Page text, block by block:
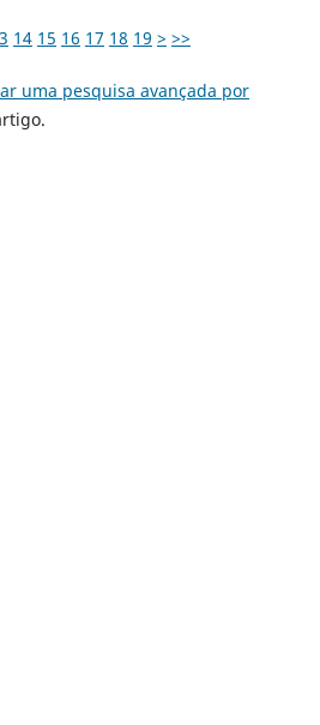
14 15 16 17 18 19 > >>
uma pesquisa avançada por